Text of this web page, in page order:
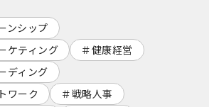
ンシップ
ケティング
健康経営
ディング
ワーク
戦略人事